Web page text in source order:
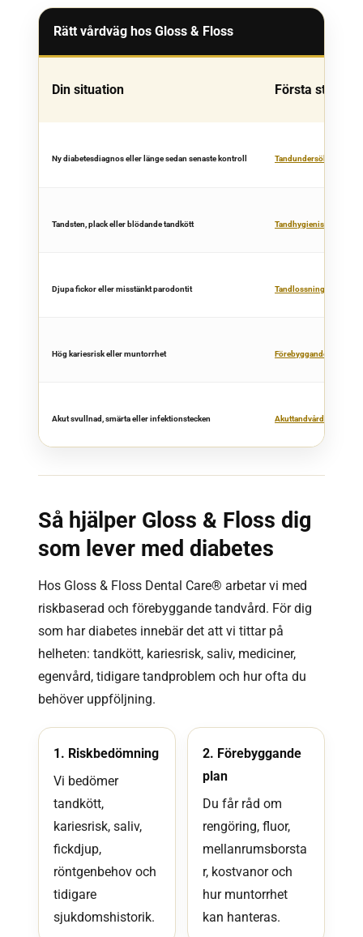
Rätt vårdväg hos Gloss & Floss
Din situation Första steg
Ny diabetesdiagnos eller länge sedan senaste kontroll Tandundersökning
Tandsten, plack eller blödande tandkött
Djupa fickor eller misstänkt parodontit
Hög kariesrisk eller muntorrhet Förebyggande tandvård
Akut svullnad, smärta eller infektionstecken Akuttandvård
Så hjälper Gloss & Floss dig
som lever med diabetes
Hos Gloss & Floss Dental Care® arbetar vi med
riskbaserad och förebyggande tandvård. För dig
som har diabetes innebär det att vi tittar på
helheten: tandkött, kariesrisk, saliv, mediciner,
egenvård, tidigare tandproblem och hur ofta du
behöver uppföljning.
1. Riskbedömning
Vi bedömer
tandkött,
kariesrisk, saliv,
fickdjup,
röntgenbehov och
tidigare
sjukdomshistorik.
2. Förebyggande
plan
Du får råd om
rengöring, fluor,
mellanrumsborsta
r, kostvanor och
hur muntorrhet
kan hanteras.